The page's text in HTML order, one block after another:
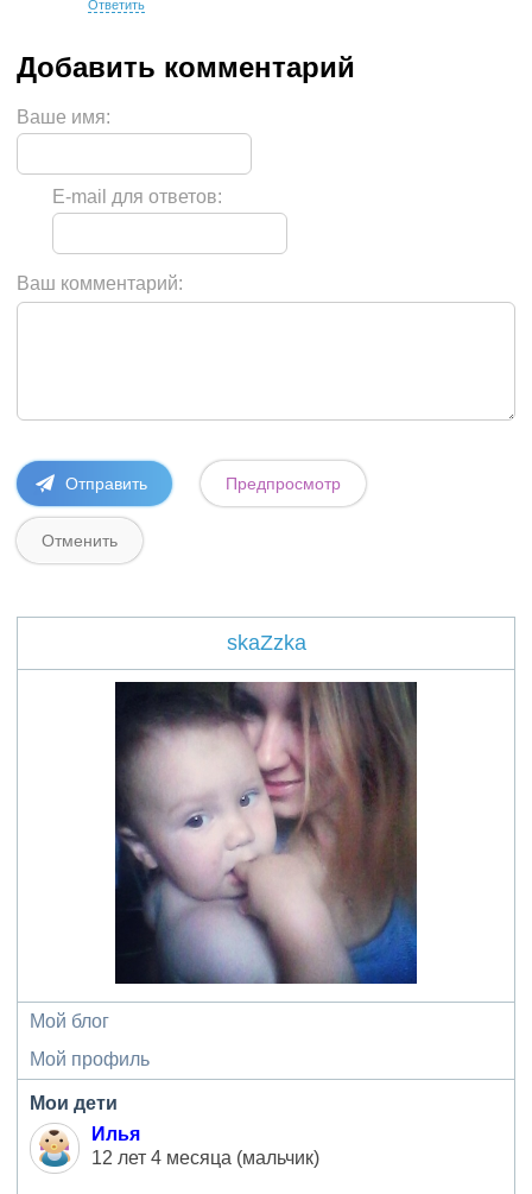
Ответить
Ваше имя:
E-mail для ответов:
Ваш комментарий:
skaZzka
Мой блог
Мой профиль
Мои дети
Илья
12 лет 4 месяца (мальчик)